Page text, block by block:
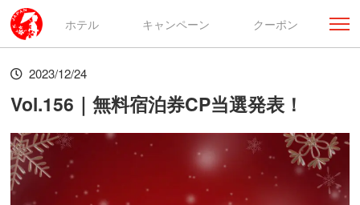
ホテル キャンペーン クーポン
2023/12/24
Vol.156｜無料宿泊券CP当選発表！